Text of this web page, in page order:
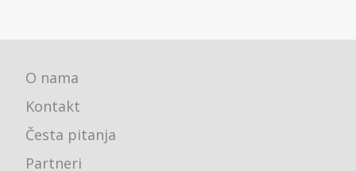
O nama
Kontakt
Česta pitanja
Partneri